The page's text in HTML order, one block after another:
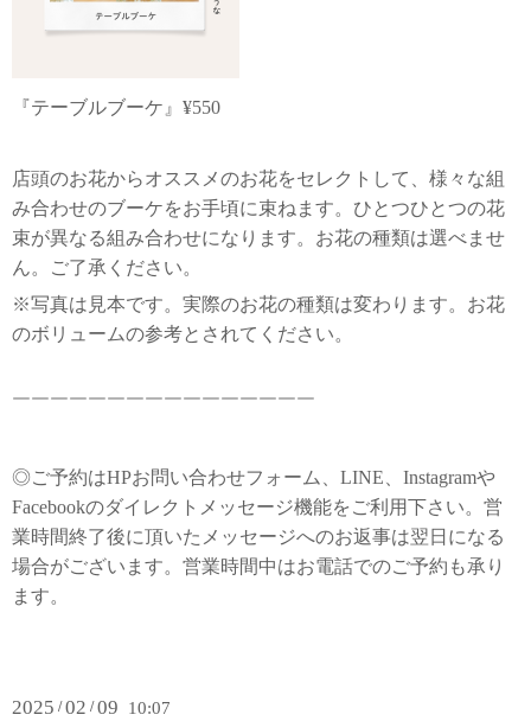
『テーブルブーケ』¥550
店頭のお花からオススメのお花をセレクトして、様々な組
み合わせのブーケをお手頃に束ねます。ひとつひとつの花
束が異なる組み合わせになります。お花の種類は選べませ
ん。ご了承ください。
※写真は見本です。実際のお花の種類は変わります。お花
のボリュームの参考とされてください。
￣￣￣￣￣￣￣￣￣￣￣￣￣￣￣￣
◎ご予約はHPお問い合わせフォーム、LINE、Instagramや
Facebookのダイレクトメッセージ機能をご利用下さい。営
業時間終了後に頂いたメッセージへのお返事は翌日になる
場合がございます。営業時間中はお電話でのご予約も承り
ます。
2025 /02 /09 10:07